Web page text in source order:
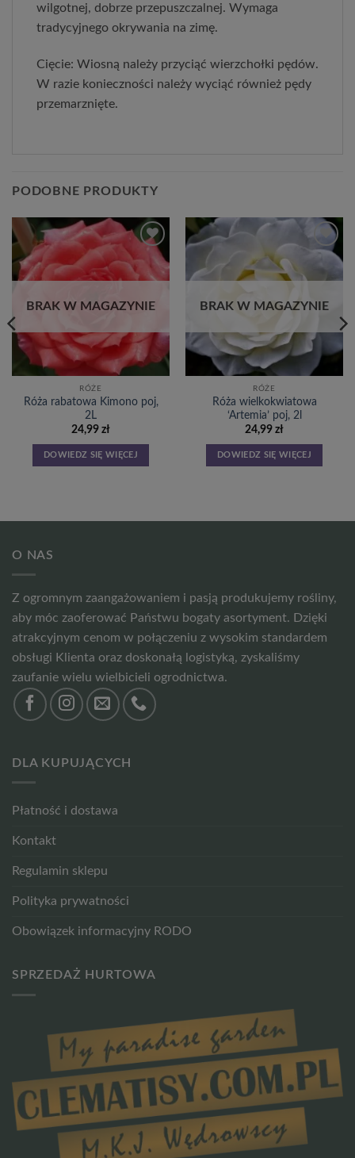
wilgotnej, dobrze przepuszczalnej. Wymaga
tradycyjnego okrywania na zimę.
Cięcie: Wiosną należy przyciąć wierzchołki pędów.
W razie konieczności należy wyciąć również pędy
przemarznięte.
PODOBNE PRODUKTY
Dodaj
do
listy
BRAK W MAGAZYNIE
RÓŻE
Róża rabatowa Kimono poj,
2L
24,99 zł
DOWIEDZ SIĘ WIĘCEJ
do
listy
BRAK W MAGAZYNIE
RÓŻE
Róża wielkokwiatowa
‘Artemia’ poj, 2l
24,99 zł
DOWIEDZ SIĘ WIĘCEJ
O NAS
Z ogromnym zaangażowaniem i pasją produkujemy rośliny,
aby móc zaoferować Państwu bogaty asortyment. Dzięki
atrakcyjnym cenom w połączeniu z wysokim standardem
obsługi Klienta oraz doskonałą logistyką, zyskaliśmy
zaufanie wielu wielbicieli ogrodnictwa.
DLA KUPUJĄCYCH
Płatność i dostawa
Kontakt
Regulamin sklepu
Polityka prywatności
Obowiązek informacyjny RODO
SPRZEDAŻ HURTOWA